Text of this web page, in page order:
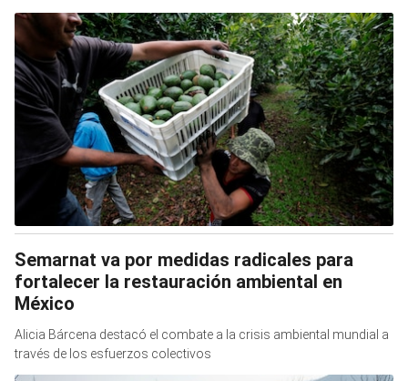
Semarnat va por medidas radicales para
fortalecer la restauración ambiental en
México
Alicia Bárcena destacó el combate a la crisis ambiental mundial a
través de los esfuerzos colectivos